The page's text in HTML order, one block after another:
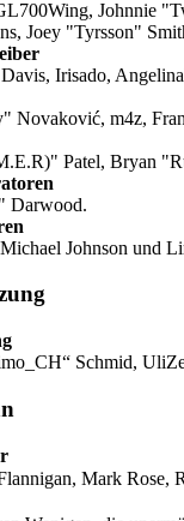
Johnnie
Joey "Tyrsson"
Irisado,
Novaković, m4z,
Patel, Bryan
Darwood.
Johnson und
Schmid,
Mark Rose,